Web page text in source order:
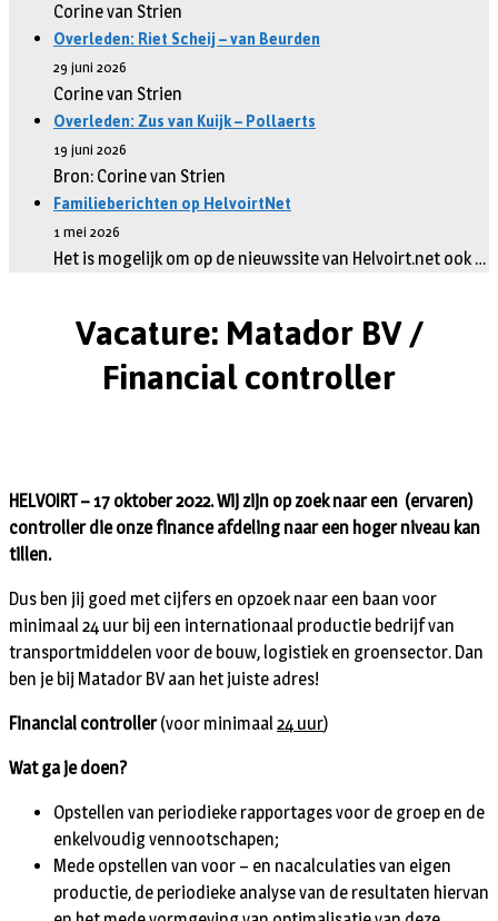
Corine van Strien
Overleden: Riet Scheij – van Beurden
29 juni 2026
Corine van Strien
Overleden: Zus van Kuijk – Pollaerts
19 juni 2026
Bron: Corine van Strien
Familieberichten op HelvoirtNet
1 mei 2026
Het is mogelijk om op de nieuwssite van Helvoirt.net ook …
Vacature: Matador BV /
Financial controller
HELVOIRT – 17 oktober 2022. Wij zijn op zoek naar een (ervaren)
controller die onze finance afdeling naar een hoger niveau kan
tillen.
Dus ben jij goed met cijfers en opzoek naar een baan voor
minimaal 24 uur bij een internationaal productie bedrijf van
transportmiddelen voor de bouw, logistiek en groensector. Dan
ben je bij Matador BV aan het juiste adres!
Financial controller(voor minimaal 24 uur)
Wat ga je doen?
Opstellen van periodieke rapportages voor de groep en de
enkelvoudig vennootschapen;
Mede opstellen van voor – en nacalculaties van eigen
productie, de periodieke analyse van de resultaten hiervan